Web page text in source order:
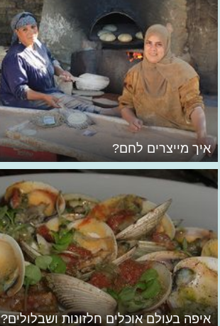
איך מייצרים לחם?
איפה בעולם אוכלים חלזונות ושבלולים?